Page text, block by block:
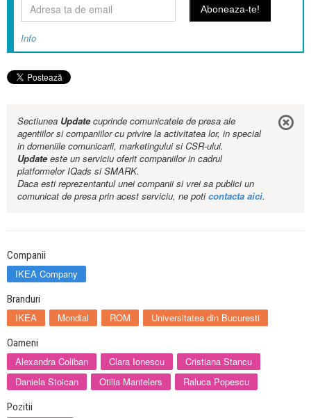
Info
Sectiunea Updatecuprinde comunicatele de presa ale
agentiilor si companiilor cu privire la activitatea lor, in special
in domeniile comunicarii, marketingului si CSR-ului.
Updateeste un serviciu oferit companiilor in cadrul
platformelor IQads si SMARK.
Daca esti reprezentantul unei companii si vrei sa publici un
comunicat de presa prin acest serviciu, ne poticontacta aici.
Companii
IKEA Company
Branduri
IKEA Mondial ROM Universitatea din Bucuresti
Oameni
Alexandra Coliban Clara Ionescu
Cristiana Stancu
Daniela Stoican
Otilia Mantelers Raluca Popescu
Pozitii